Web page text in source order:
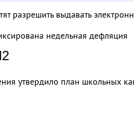
разрешить выдавать
недельная дефляция
утвердило план школьных